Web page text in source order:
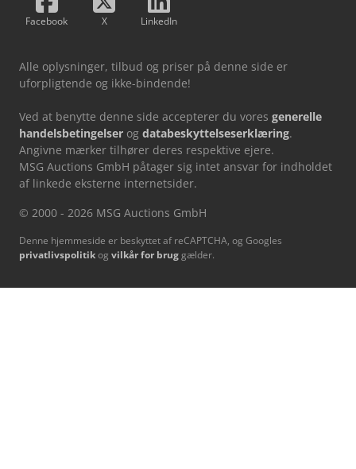
Facebook X LinkedIn
Alle oplysninger, tilbud og priser på denne side er
uforpligtende og ikke-bindende!
Ved at benytte denne side accepterer du vores generelle
handelsbetingelser og databeskyttelseserklæring.
Angivne mærker tilhører deres respektive ejere.
MSG Auctions GmbH påtager sig intet ansvar for indholdet
af linkede eksterne internetsider.
© 2000 - 2026 MSG Auctions GmbH
Denne hjemmeside er beskyttet af reCAPTCHA, og Googles
privatlivspolitikog vilkår for brug gælder.